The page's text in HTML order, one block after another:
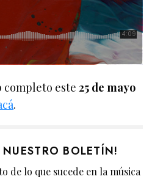
completo este25 de mayo
.
NUESTRO BOLETÍN!
de lo que sucede en la música